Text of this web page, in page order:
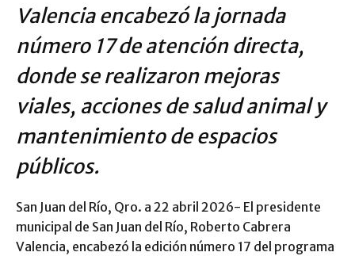
Valencia encabezó la jornada
número 17 de atención directa,
donde se realizaron mejoras
viales, acciones de salud animal y
mantenimiento de espacios
públicos.
San Juan del Río, Qro. a 22 abril 2026- El presidente
municipal de San Juan del Río, Roberto Cabrera
Valencia, encabezó la edición número 17 del programa